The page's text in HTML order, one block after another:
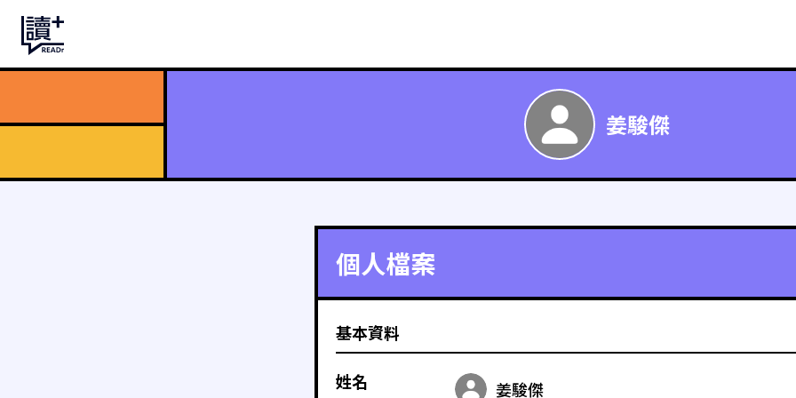
姜駿傑
個人檔案
基本資料
姓名 姜駿傑